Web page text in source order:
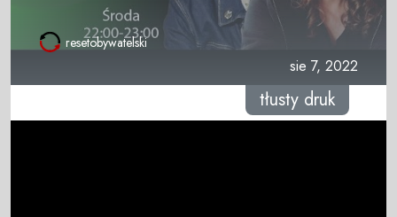
resetobywatelski
sie 7, 2022
tłusty druk